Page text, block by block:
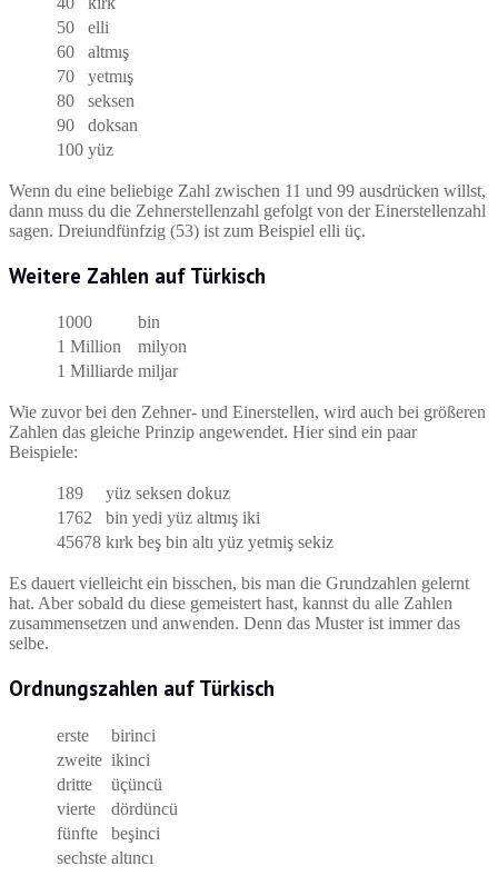
50
elli
60
altmış
70
yetmış
80
seksen
90
doksan
100 yüz
Wenn du eine beliebige Zahl zwischen 11 und 99 ausdrücken willst,
dann muss du die Zehnerstellenzahl gefolgt von der Einerstellenzahl
sagen. Dreiundfünfzig (53) ist zum Beispiel elli üç.
Weitere Zahlen auf Türkisch
1000
bin
1 Million
milyon
1 Milliarde miljar
Wie zuvor bei den Zehner- und Einerstellen, wird auch bei größeren
Zahlen das gleiche Prinzip angewendet. Hier sind ein paar
Beispiele:
189
yüz seksen dokuz
1762
bin yedi yüz altmış iki
45678 kırk beş bin altı yüz yetmiş sekiz
Es dauert vielleicht ein bisschen, bis man die Grundzahlen gelernt
hat. Aber sobald du diese gemeistert hast, kannst du alle Zahlen
zusammensetzen und anwenden. Denn das Muster ist immer das
selbe.
Ordnungszahlen auf Türkisch
erste
birinci
zweite ikinci
dritte
üçüncü
vierte
dördüncü
fünfte
beşinci
sechste altıncı